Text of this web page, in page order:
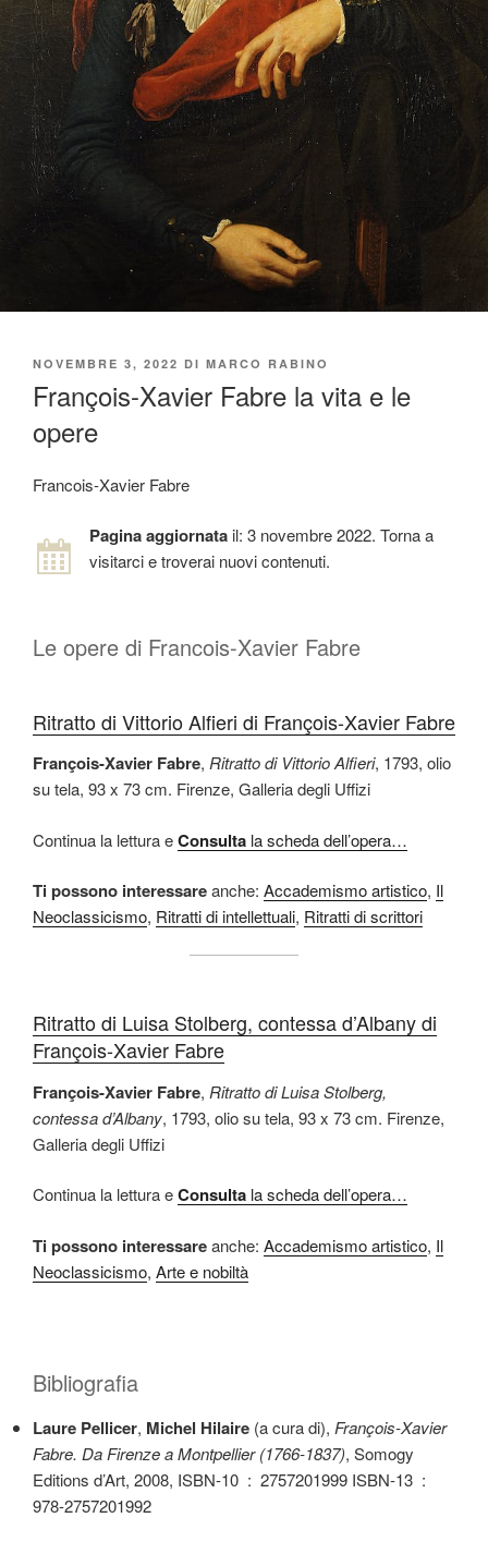
PUBBLICATO
NOVEMBRE 3, 2022 DI MARCO RABINO
François-Xavier Fabre la vita e le
opere
Francois-Xavier Fabre
Pagina aggiornata il: 3 novembre 2022. Torna a
visitarci e troverai nuovi contenuti.
Le opere di Francois-Xavier Fabre
Ritratto di Vittorio Alfieri di François-Xavier Fabre
François-Xavier Fabre, Ritratto di Vittorio Alfieri, 1793, olio
su tela, 93 x 73 cm. Firenze, Galleria degli Uffizi
Continua la lettura eConsulta la scheda dell’opera…
Ti possono interessareanche: Accademismo artistico, Il
Neoclassicismo, Ritratti di intellettuali, Ritratti di scrittori
Ritratto di Luisa Stolberg, contessa d’Albany di
François-Xavier Fabre
François-Xavier Fabre, Ritratto di Luisa Stolberg,
contessa d’Albany, 1793, olio su tela, 93 x 73 cm. Firenze,
Galleria degli Uffizi
Continua la lettura eConsulta la scheda dell’opera…
Ti possono interessareanche: Accademismo artistico, Il
Neoclassicismo, Arte e nobiltà
Bibliografia
Laure Pellicer, Michel Hilaire (a cura di), François-Xavier
Fabre. Da Firenze a Montpellier (1766-1837), Somogy
Editions d’Art, 2008, ISBN-10 ‏ : ‎ 2757201999 ISBN-13 ‏ : ‎
978-2757201992